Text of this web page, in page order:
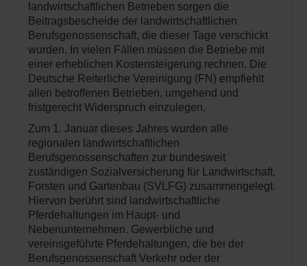
landwirtschaftlichen Betrieben sorgen die
Beitragsbescheide der landwirtschaftlichen
Berufsgenossenschaft, die dieser Tage verschickt
wurden. In vielen Fällen müssen die Betriebe mit
einer erheblichen Kostensteigerung rechnen. Die
Deutsche Reiterliche Vereinigung (FN) empfiehlt
allen betroffenen Betrieben, umgehend und
fristgerecht Widerspruch einzulegen.
Zum 1. Januar dieses Jahres wurden alle
regionalen landwirtschaftlichen
Berufsgenossenschaften zur bundesweit
zuständigen Sozialversicherung für Landwirtschaft,
Forsten und Gartenbau (SVLFG) zusammengelegt.
Hiervon berührt sind landwirtschaftliche
Pferdehaltungen im Haupt- und
Nebenunternehmen. Gewerbliche und
vereinsgeführte Pferdehaltungen, die bei der
Berufsgenossenschaft Verkehr oder der